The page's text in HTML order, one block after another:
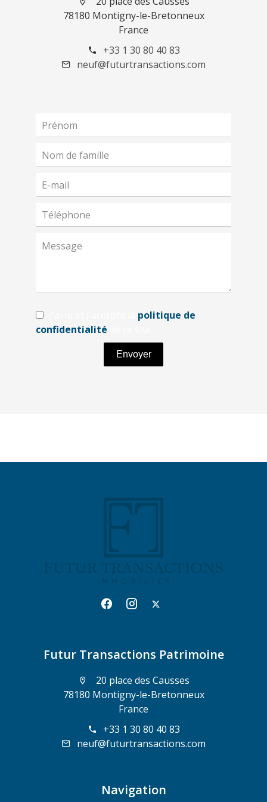
78180 Montigny-le-Bretonneux
France
+33 1 30 80 40 83
neuf@futurtransactions.com
politique de
confidentialité
Envoyer
Futur Transactions Patrimoine
20 place des Causses
78180 Montigny-le-Bretonneux
France
+33 1 30 80 40 83
neuf@futurtransactions.com
Navigation